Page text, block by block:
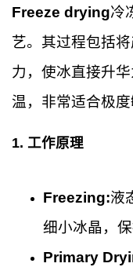
Freeze drying冷
艺。其过程包括
力，使冰直接升
温，非常适合极度
1. 工作原理
Freezing:液
细小冰晶，保
Primary